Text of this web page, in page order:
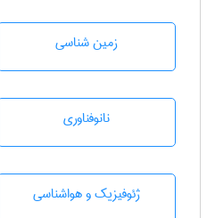
زمين شناسی
نانوفناوری
ژئوفيزيك و هواشناسی